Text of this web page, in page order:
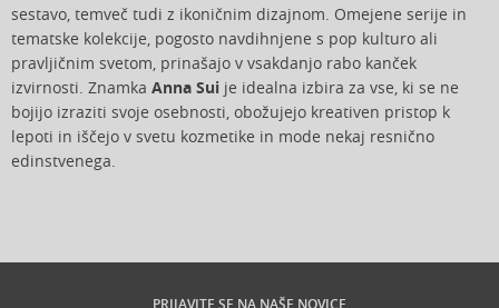
sestavo, temveč tudi z ikoničnim dizajnom. Omejene serije in
tematske kolekcije, pogosto navdihnjene s pop kulturo ali
pravljičnim svetom, prinašajo v vsakdanjo rabo kanček
izvirnosti. Znamka Anna Sui je idealna izbira za vse, ki se ne
bojijo izraziti svoje osebnosti, obožujejo kreativen pristop k
lepoti in iščejo v svetu kozmetike in mode nekaj resnično
edinstvenega.